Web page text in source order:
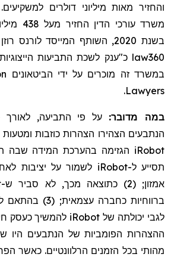
משרד עורכי הדין החזיר מעל
438
בשנת 2020, השותף המייסד לורנס רוזן הוכרז על ידי חברת
law360 כ"ענק לשכת התביעות
במשרד זה מוכרים על ידי הביטאונים
Lawyers
.
במה מדובר:על פי התביעה, לאורך
הנתבעים הצהירו הצהרות כוזבות ומטעות
iRobot הגזימה בהערכת המידה שבה
תסייע ל-iRobot לשמור על יציבות
אמזון; (2) כתוצאה מכך, לא סביר ש-
ברווחיות כחברה
לגבי יכולתה של iRobot
ההצהרות הפומביות של הנתבעים היו
מהותי בכל הזמנים הרלוונטיים. כאשר